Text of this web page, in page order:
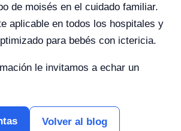
de moisés en el cuidado familiar.
aplicable en todos los hospitales y
para bebés con ictericia.
le invitamos a echar un
Volver al blog